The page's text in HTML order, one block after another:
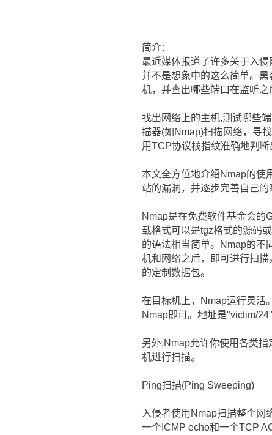
简介：
最近媒体报道了许多关于入
并不是想象中的这么简单。
机，并查出哪些端口在监听之
找出网络上的主机,测试哪些
描器(如Nmap)扫描网络，寻
用TCP协议栈指纹准确地判断
本文全方位地介绍Nmap的使
站的漏洞，并逐步完善自己的
Nmap是在免费软件基金会的
载格式可以是tgz格式的源码
的语法相当简单。Nmap的不
机和网络之后，即可进行扫
的定制数据包。
在目标机上，Nmap运行灵活
Nmap即可。地址是"victim/
另外,Nmap允许你使用各类
机进行扫描。
Ping扫描(Ping Sweeping)
入侵者使用Nmap扫描整个网
一个ICMP echo和一个TCP